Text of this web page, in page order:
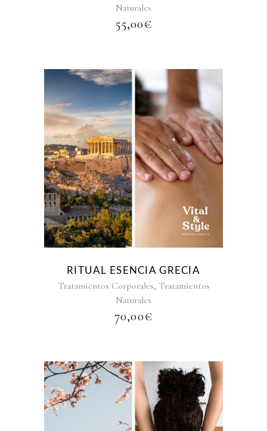
Naturales
55,00€
RITUAL ESENCIA GRECIA
Tratamientos Corporales, Tratamientos
Naturales
70,00€